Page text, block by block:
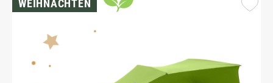
WEIHNACHTEN